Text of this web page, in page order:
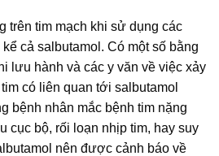
trên tim mạch khi sử dụng các
cả salbutamol. Có một số bằng
lưu hành và các y văn về việc xảy
có liên quan tới salbutamol
bệnh nhân mắc bệnh tim nặng
cục bộ, rối loạn nhịp tim, hay suy
nên được cảnh báo về